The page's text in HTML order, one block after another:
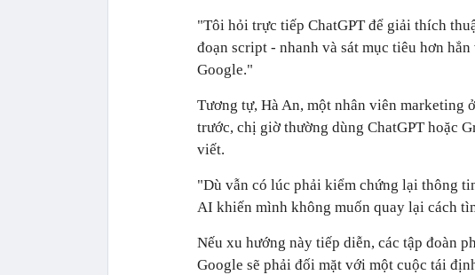
"Tôi hỏi trực tiếp ChatGPT để giải thích
đoạn script - nhanh và sát mục tiêu hơn
Google."
Tương tự, Hà An, một nhân viên marketing
trước, chị giờ thường dùng ChatGPT hoặc
viết.
"Dù vẫn có lúc phải kiểm chứng lại thông
AI khiến mình không muốn quay lại cách
Nếu xu hướng này tiếp diễn, các tập đoàn
Google sẽ phải đối mặt với một cuộc tái